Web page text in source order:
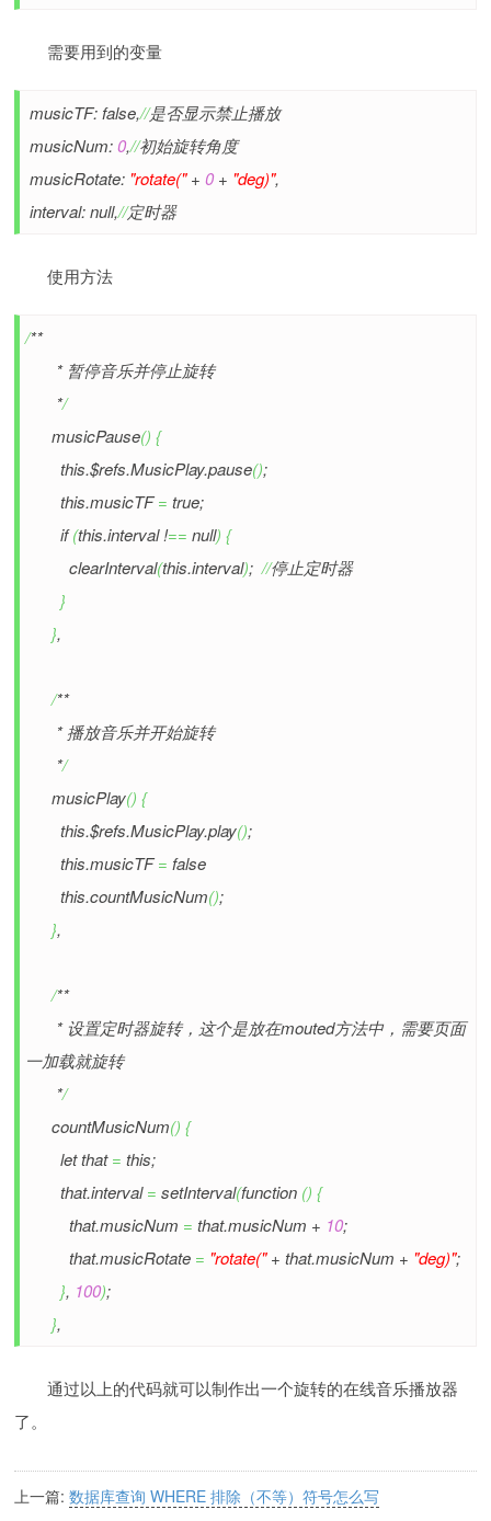
需要用到的变量
musicTF: false,//是否显示禁止播放
musicNum:0,//初始旋转角度
musicRotate: "rotate("+0 + "deg)",
interval: null,//定时器
使用方法
/**
* 暂停音乐并停止旋转
*/
musicPause() {
this.$refs.MusicPlay.pause();
this.musicTF= true;
if(this.interval !== null) {
clearInterval(this.interval);//停止定时器
}
},
/**
* 播放音乐并开始旋转
*/
musicPlay() {
this.$refs.MusicPlay.play();
this.musicTF= false
this.countMusicNum();
},
/**
* 设置定时器旋转，这个是放在mouted方法中，需要页面
一加载就旋转
*/
countMusicNum() {
let that= this;
that.interval= setInterval(function () {
that.musicNum = that.musicNum + 10;
that.musicRotate = "rotate("+ that.musicNum + "deg)";
}, 100);
},
通过以上的代码就可以制作出一个旋转的在线音乐播放器
了。
上一篇:数据库查询 WHERE 排除（不等）符号怎么写